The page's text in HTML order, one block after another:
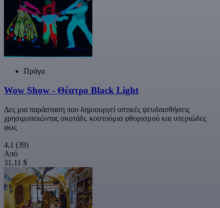
Πράγα
Wow Show - Θέατρο Black Light
Δες μια παράσταση που δημιουργεί οπτικές ψευδαισθήσεις
χρησιμοποιώντας σκοτάδι, κοστούμια φθορισμού και υπεριώδες
φως
4,1 (39)
Από
31,11 $